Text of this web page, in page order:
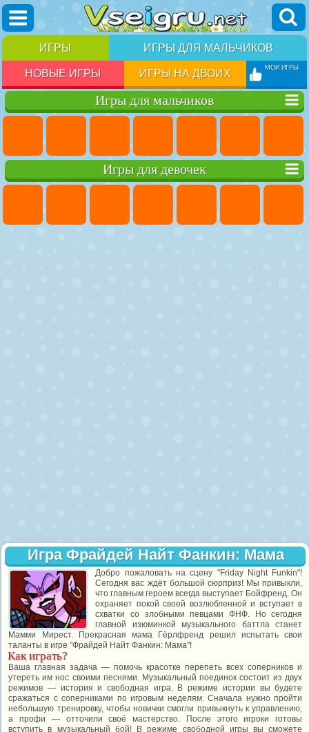
ИГРЫ ИГРЫ ДЛЯ МАЛЬЧИКОВ
НОВЫЕ ИГРЫ ИГРЫ НА ДВОИХ МОИ ИГРЫ
Игры для мальчиков
Игры для девочек
Игра Фрайдей Найт Фанкин: Мама
Добро пожаловать на сцену "Friday Night Funkin"!
Сегодня вас ждёт большой сюрприз! Мы привыкли,
что главным героем всегда выступает Бойфренд. Он
охраняет покой своей возлюбленной и вступает в
схватки со злобными певцами ФНФ. Но сегодня
главной изюминкой музыкального баттла станет
Мамми Мирест. Прекрасная мама Гёрлфренд решил испытать свои
таланты в игре "Фрайдей Найт Фанкин: Мама"!
Как играть?
Ваша главная задача — помочь красотке перепеть всех соперников и
утереть им нос своими песнями. Музыкальный поединок состоит из двух
режимов — история и свободная игра. В режиме истории вы будете
сражаться с соперниками по игровым неделям. Сначала нужно пройти
небольшую тренировку, чтобы новички смогли привыкнуть к управлению,
а профи — отточили своё мастерство. После этого игроки готовы
вступить в музыкальный бой! В режиме свободной игры вы сможете